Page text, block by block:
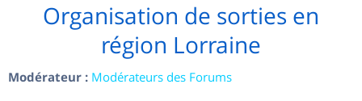
Organisation de sorties en
région Lorraine
Modérateur : Modérateurs des Forums